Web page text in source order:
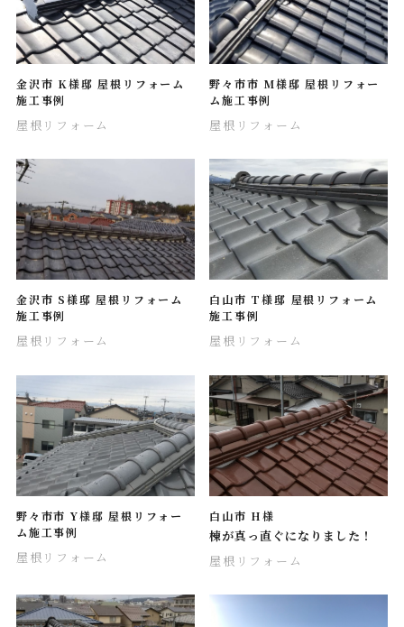
金沢市 K様邸 屋根リフォーム
施工事例
屋根リフォーム
野々市市 M様邸 屋根リフォー
ム施工事例
屋根リフォーム
金沢市 S様邸 屋根リフォーム
施工事例
屋根リフォーム
白山市 T様邸 屋根リフォーム
施工事例
屋根リフォーム
野々市市 Y様邸 屋根リフォー
ム施工事例
屋根リフォーム
白山市 H様
棟が真っ直ぐになりました！
屋根リフォーム